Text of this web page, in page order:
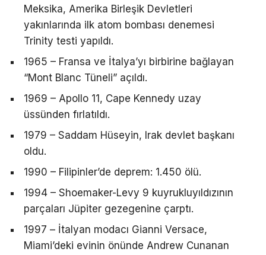
Meksika, Amerika Birleşik Devletleri
yakınlarında ilk atom bombası denemesi
Trinity testi yapıldı.
1965 – Fransa ve İtalya’yı birbirine bağlayan
“Mont Blanc Tüneli” açıldı.
1969 – Apollo 11, Cape Kennedy uzay
üssünden fırlatıldı.
1979 – Saddam Hüseyin, Irak devlet başkanı
oldu.
1990 – Filipinler’de deprem: 1.450 ölü.
1994 – Shoemaker-Levy 9 kuyrukluyıldızının
parçaları Jüpiter gezegenine çarptı.
1997 – İtalyan modacı Gianni Versace,
Miami’deki evinin önünde Andrew Cunanan